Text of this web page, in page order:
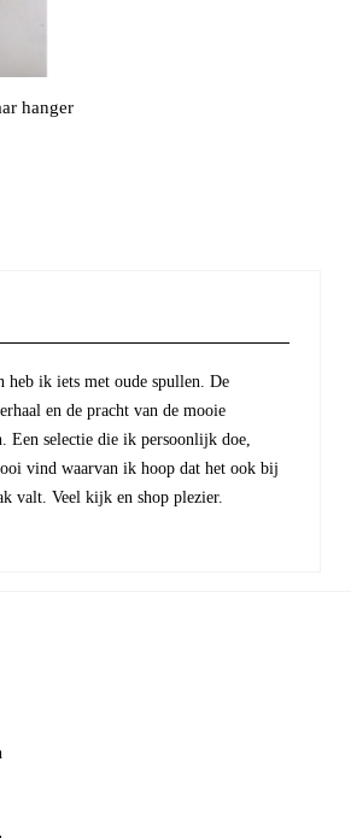
hanger
heb ik iets met oude spullen. De
en de pracht van de mooie
Een selectie die ik persoonlijk doe,
vind waarvan ik hoop dat het ook bij
valt. Veel kijk en shop plezier.